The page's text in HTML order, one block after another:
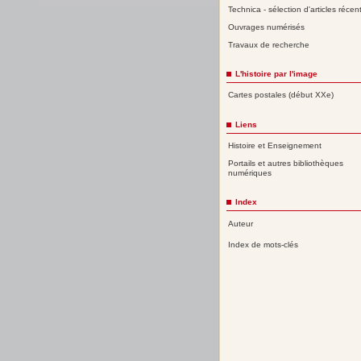
Technica - sélection d'articles
Ouvrages numérisés
Travaux de recherche
L'histoire par l'image
Cartes postales (début XXe)
Liens
Histoire et Enseignement
Portails et autres bibliothèques
numériques
Index
Auteur
Index de mots-clés